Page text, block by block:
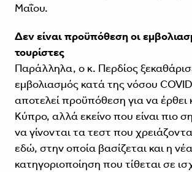
Μαΐου.
Δεν είναι προϋπόθεση οι
τουρίστες
Παράλληλα, ο κ. Περδίος
εμβολιασμός κατά της νόσου
αποτελεί προϋπόθεση για να έρθει
Κύπρο, αλλά εκείνο που είναι πιο
να γίνονται τα τεστ που
εδώ, στην οποία βασίζεται και η νέα
κατηγοριοποίηση που τίθεται σε